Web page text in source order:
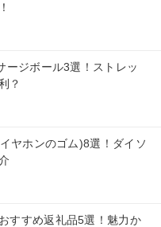
ージボール3選！ストレッ
？
ヤホンのゴム)8選！ダイソ
すすめ返礼品5選！魅力か